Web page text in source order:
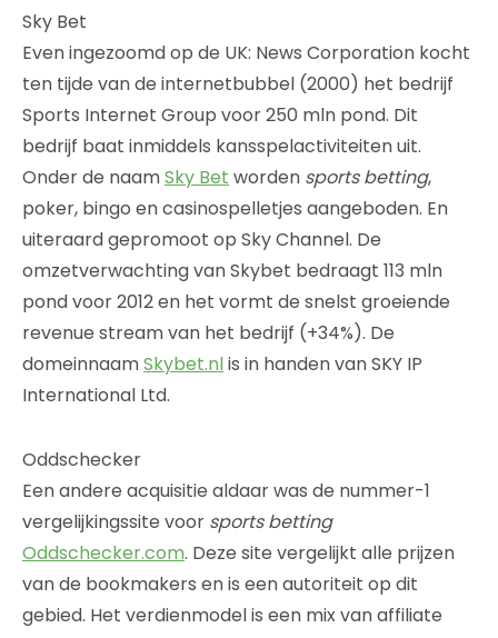
Sky Bet
Even ingezoomd op de UK: News Corporation kocht
ten tijde van de internetbubbel (2000) het bedrijf
Sports Internet Group voor 250 mln pond. Dit
bedrijf baat inmiddels kansspelactiviteiten uit.
Onder de naamSky Bet worden sports betting,
poker, bingo en casinospelletjes aangeboden. En
uiteraard gepromoot op Sky Channel. De
omzetverwachting van Skybet bedraagt 113 mln
pond voor 2012 en het vormt de snelst groeiende
revenue stream van het bedrijf (+34%). De
domeinnaamSkybet.nlis in handen van SKY IP
International Ltd.
Oddschecker
Een andere acquisitie aldaar was de nummer-1
vergelijkingssite voor sports betting
Oddschecker.com. Deze site vergelijkt alle prijzen
van de bookmakers en is een autoriteit op dit
gebied. Het verdienmodel is een mix van affiliate